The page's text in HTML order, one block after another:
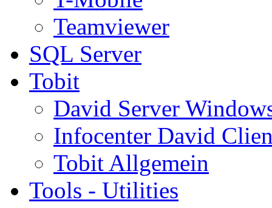
Teamviewer
SQL Server
Tobit
David Server
Infocenter David
Tobit Allgemein
Tools - Utilities